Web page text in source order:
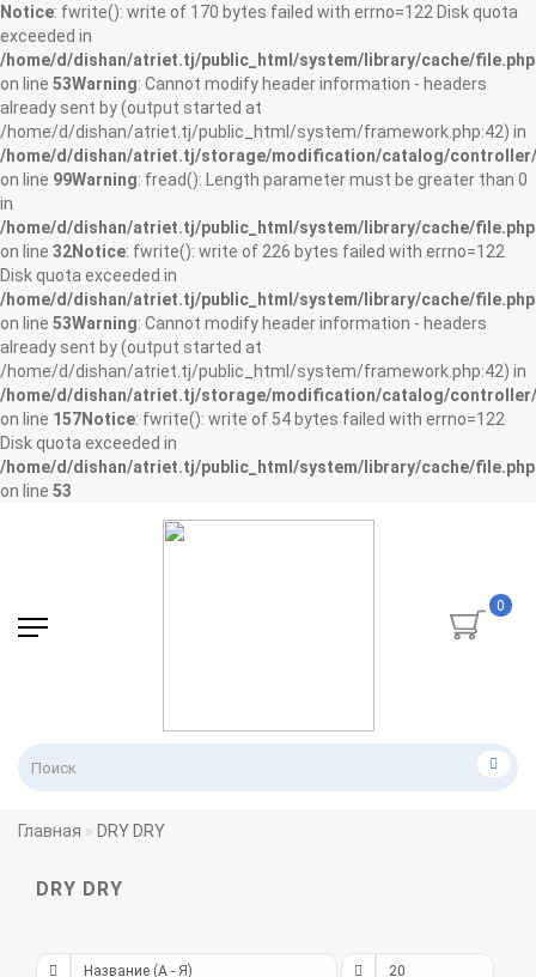
Notice: fwrite(): write of 170 bytes failed with errno=122 Disk quota
exceeded in
/home/d/dishan/atriet.tj/public_html/system/library/cache/file.php
on line 53Warning: Cannot modify header information - headers
already sent by (output started at
/home/d/dishan/atriet.tj/public_html/system/framework.php:42) in
/home/d/dishan/atriet.tj/storage/modification/catalog/
on line 99Warning: fread(): Length parameter must be greater than 0
in
/home/d/dishan/atriet.tj/public_html/system/library/cache/file.php
on line 32Notice: fwrite(): write of 226 bytes failed with errno=122
Disk quota exceeded in
/home/d/dishan/atriet.tj/public_html/system/library/cache/file.php
on line 53Warning: Cannot modify header information - headers
already sent by (output started at
/home/d/dishan/atriet.tj/public_html/system/framework.php:42) in
/home/d/dishan/atriet.tj/storage/modification/catalog/
on line 157Notice: fwrite(): write of 54 bytes failed with errno=122
Disk quota exceeded in
/home/d/dishan/atriet.tj/public_html/system/library/cache/file.php
on line 53
0
Главная DRY DRY
DRY DRY